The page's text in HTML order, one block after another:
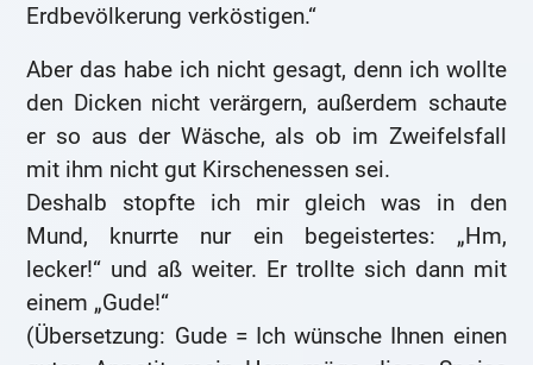
Erdbevölkerung verköstigen.“
Aber das habe ich nicht gesagt, denn ich wollte
den Dicken nicht verärgern, außerdem schaute
er so aus der Wäsche, als ob im Zweifelsfall
mit ihm nicht gut Kirschenessen sei.
Deshalb stopfte ich mir gleich was in den
Mund, knurrte nur ein begeistertes: „Hm,
lecker!“ und aß weiter. Er trollte sich dann mit
einem „Gude!“
(Übersetzung: Gude = Ich wünsche Ihnen einen